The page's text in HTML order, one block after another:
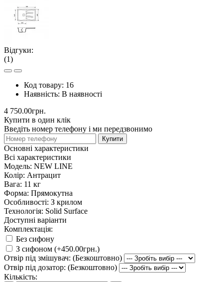
Відгуки:
(1)
Код товару: 16
Наявність: В наявності
4 750.00грн.
Купити в один клік
Введіть номер телефону і ми передзвонимо
Купити
Основні характеристики
Всі характеристики
Модель: NEW LINE
Колір: Антрацит
Вага: 11 кг
Форма: Прямокутна
Особливості: З крилом
Технологія: Solid Surface
Доступні варіанти
Комплектація:
Без сифону
З сифоном (+450.00грн.)
Отвір під змішувач: (Безкоштовно)
Отвір під дозатор: (Безкоштовно)
Кількість: